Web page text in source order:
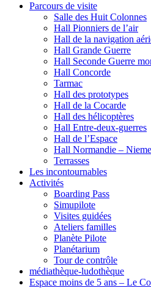
Parcours de visite
Salle des Huit Colonnes
Hall Pionniers de l’air
Hall de la navigation
Hall Grande Guerre
Hall Seconde Guerre
Hall Concorde
Tarmac
Hall des prototypes
Hall de la Cocarde
Hall des hélicoptères
Hall Entre-deux-guerres
Hall de l’Espace
Hall Normandie –
Terrasses
Les incontournables
Activités
Boarding Pass
Simupilote
Visites guidées
Ateliers familles
Planète Pilote
Planétarium
Tour de contrôle
médiathèque-ludothèque
Espace moins de 5 ans – Le